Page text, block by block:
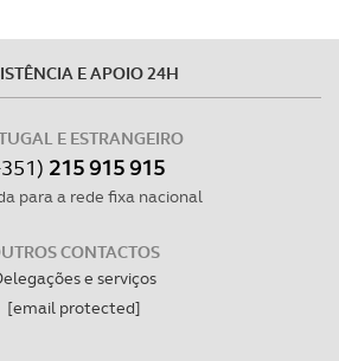
cookies do site.
E APOIO 24H
E ESTRANGEIRO
215 915 915
para a rede fixa nacional
CONTACTOS
e serviços
[email protected]